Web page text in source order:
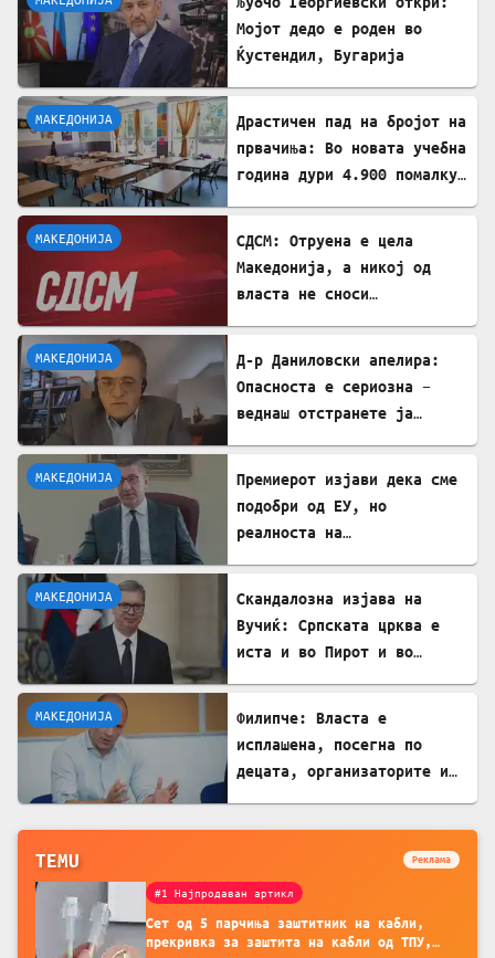
Мојот дедо е роден во
Ќустендил, Бугарија
МАКЕДОНИЈА
Драстичен пад на бројот на
првачиња: Во новата учебна
година дури 4.900 помалку
МАКЕДОНИЈА
СДСМ: Отруена е цела
Македонија, а никој од
власта не сноси
МАКЕДОНИЈА
Д-р Даниловски апелира:
Опасноста е сериозна –
веднаш отстранете ја
треска!
МАКЕДОНИЈА
Премиерот изјави дека сме
подобри од ЕУ, но
реалноста на
МАКЕДОНИЈА
Скандалозна изјава на
Вучиќ: Српската црква е
иста и во Пирот и во
МАКЕДОНИЈА
Филипче: Власта е
исплашена, посегна по
децата, организаторите и
TEMU Реклама
#1 Најпродаван артикл
Сет од 5 парчиња заштитник на кабли,
прекривка за заштита на кабли од ТПУ,